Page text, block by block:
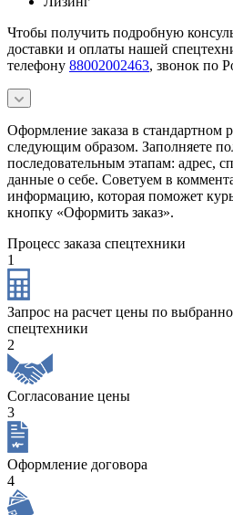
Чтобы получить подробную
доставки и оплаты нашей
телефону 88002002463, звонок по
Оформление заказа в стандартном
следующим образом. Заполняете
последовательным этапам: адрес,
данные о себе. Советуем в
информацию, которая поможет
кнопку «Оформить заказ».
Процесс заказа спецтехники
1
Запрос на расчет цены по
спецтехники
2
Согласование цены
3
Оформление договора
4